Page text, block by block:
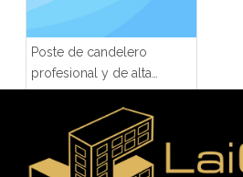
Poste de candelero
profesional y de alta
calidad para hoteles